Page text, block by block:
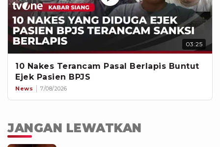
03:25
10 Nakes Terancam Pasal Berlapis Buntut
Ejek Pasien BPJS
News 7/08/2026
JANGAN LEWATKAN